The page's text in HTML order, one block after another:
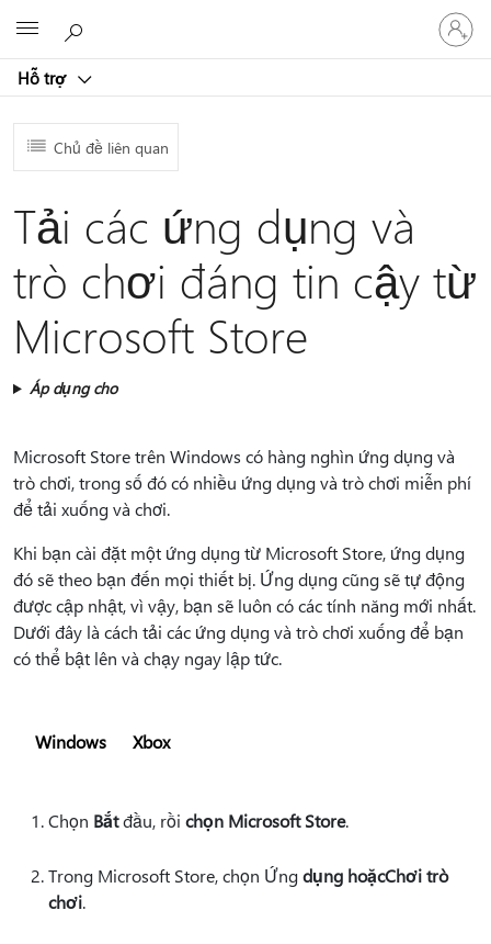
Hỗ trợ
Đăng
nhập
tài
Chủ đề liên quan
Tải các ứng dụng và
trò chơi đáng tin cậy từ
Microsoft Store
Áp dụng cho
Microsoft Store trên Windows có hàng nghìn ứng dụng và
trò chơi, trong số đó có nhiều ứng dụng và trò chơi miễn phí
để tải xuống và chơi.
Khi bạn cài đặt một ứng dụng từ Microsoft Store, ứng dụng
đó sẽ theo bạn đến mọi thiết bị. Ứng dụng cũng sẽ tự động
được cập nhật, vì vậy, bạn sẽ luôn có các tính năng mới nhất.
Dưới đây là cách tải các ứng dụng và trò chơi xuống để bạn
có thể bật lên và chạy ngay lập tức.
Windows Xbox
Chọn Bắtđầu, rồi chọn Microsoft Store.
Trong Microsoft Store, chọn Ứngdụng hoặcChơi trò
chơi.